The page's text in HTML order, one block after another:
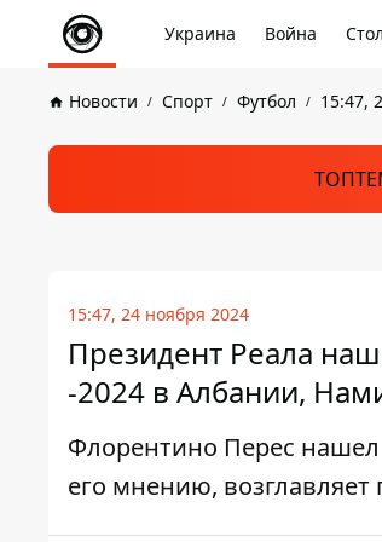
Украина Война
Новости Спорт Футбол 15:47,
15:47, 24 ноября 2024
Президент Реала
-2024 в Албании,
Флорентино Перес нашел
его мнению, возглавляет